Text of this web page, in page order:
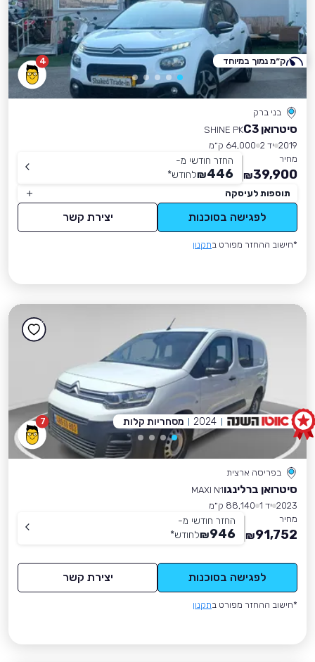
4
בני ברק
סיטרואן C3
SHINE PK
2019 יד 2
64,000 ק״מ
מחיר
39,900
₪
החזר חודשי מ-
446
₪לחודש*
תוספות לעיסקה
לפגישה בסוכנות יצירת קשר
*חישוב ההחזר מפורט בתקנון
ק״מ נמוך במיוחד
7
בפריסה ארצית
סיטרואן ברלינגוMAXI N1
2023 יד 1
88,140 ק״מ
מחיר
91,752
₪
החזר חודשי מ-
946
₪לחודש*
לפגישה בסוכנות יצירת קשר
*חישוב ההחזר מפורט בתקנון
2024 מסחריות קלות